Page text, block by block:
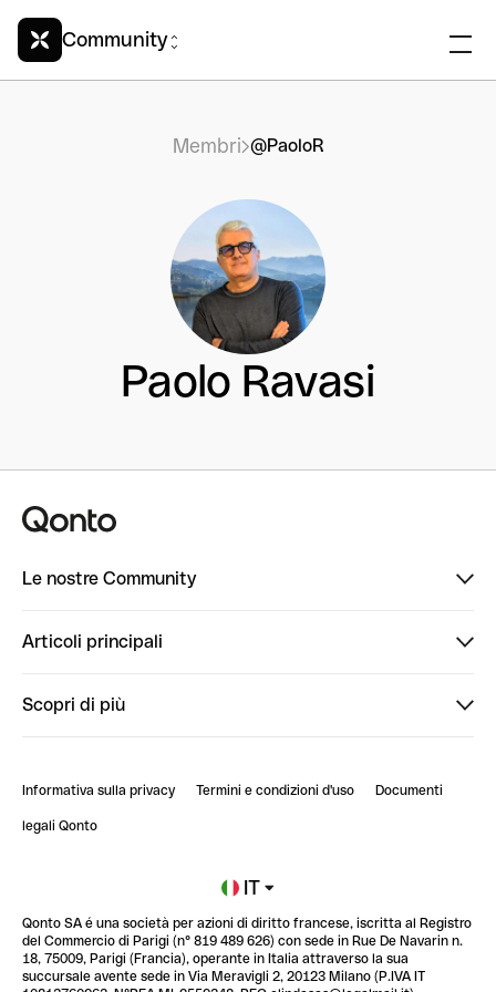
Community
Membri @PaoloR
Paolo Ravasi
Le nostre Community
PowerUp
Articoli principali
StrongHer Mentorship | Notion: come organizzare...
Scopri di più
Blog
Glossario finanziario
Informativa sulla privacy Termini e condizioni d'uso Documenti
legali Qonto
IT
Qonto SA é una società per azioni di diritto francese, iscritta al Registro
del Commercio di Parigi (n° 819 489 626) con sede in Rue De Navarin n.
18, 75009, Parigi (Francia), operante in Italia attraverso la sua
succursale avente sede in Via Meravigli 2, 20123 Milano (P.IVA IT